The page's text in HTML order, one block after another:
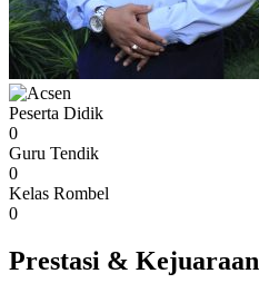
Peserta Didik
0
Guru Tendik
0
Kelas Rombel
0
Prestasi & Kejuaraan